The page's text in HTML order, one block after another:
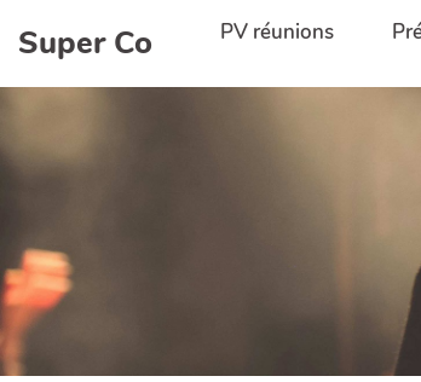
Aller au contenu principal
Super Co PV réunions